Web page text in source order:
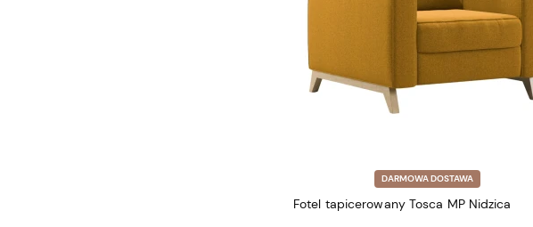
DARMOWA DOSTAWA
Fotel tapicerowany Tosca MP Nidzica